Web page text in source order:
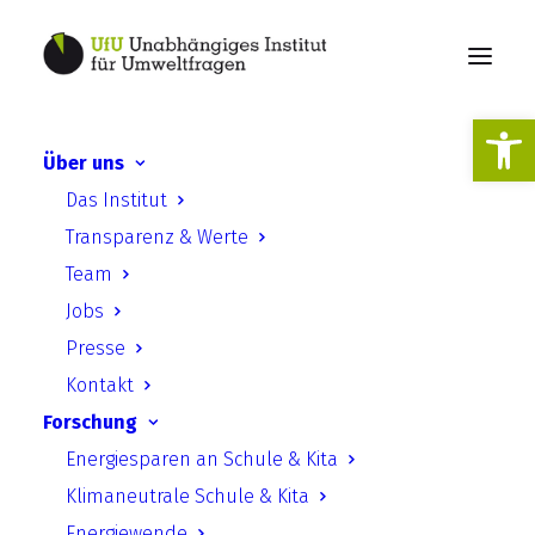
Über uns
Das Institut
Transparenz & Werte
Team
Jobs
Presse
Kontakt
Forschung
Energiesparen an Schule & Kita
Klimaneutrale Schule & Kita
Mitgliedschaften
Ecornet
Das Ecological Research Network (Ecornet)
ist ein Netzwerk von acht unabhängigen,